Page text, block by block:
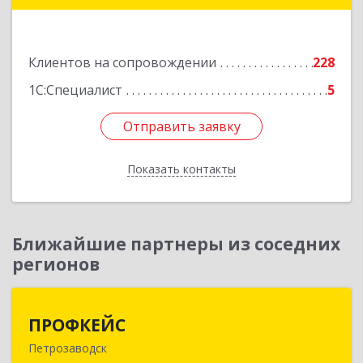
Клиентов на сопровождении
228
1С:Специалист
5
Отправить заявку
Показать контакты
Подробнее
Отправить заявку
Назад
Ближайшие партнеры из соседних
регионов
ПРОФКЕЙС
Петрозаводск
185035, Карелия Респ, Петрозаводск г, Красная